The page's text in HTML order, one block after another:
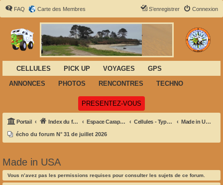
FAQ Carte des Membres Connexion
S’enregistrer
CELLULES PICK UP VOYAGES
GPS
ANNONCES
PHOTOS RENCONTRES TECHNO
PRESENTEZ-VOUS
Portail Index du forum Espace Carapace Cellules - Types et Marques Made in USA
écho du forum N° 31 de juillet 2026
Made in USA
Vous n’avez pas les permissions requises pour consulter les sujets de ce forum.